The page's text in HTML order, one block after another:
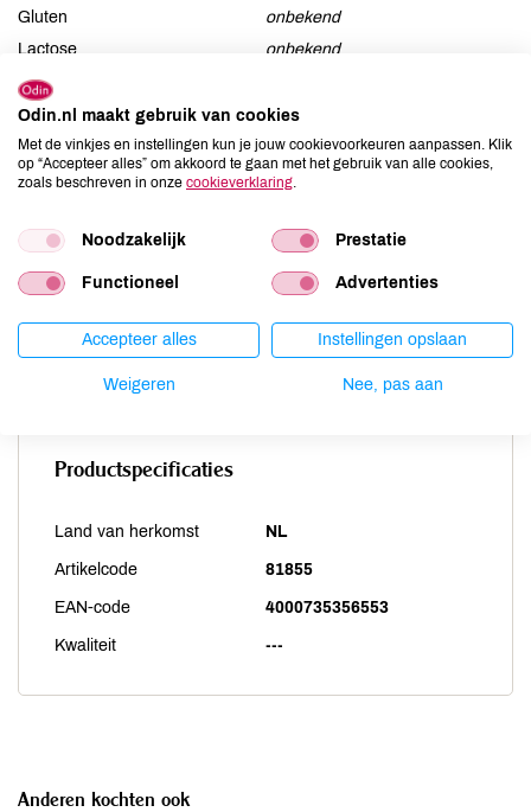
Gluten
onbekend
Lactose
onbekend
Lupine
Mosterd
onbekend
Noten
onbekend
Schaaldieren
onbekend
Sesam
onbekend
Soja
onbekend
Vis
onbekend
Weekdieren
onbekend
Zwaveldioxide / sulfieten
onbekend
Productspecificaties
Land van herkomst NL
Artikelcode 81855
EAN-code 4000735356553
Kwaliteit ---
Anderen kochten ook
Odin.nl maakt gebruik van cookies
Met de vinkjes en instellingen kun je jouw cookievoorkeuren aanpassen. Klik
op “Accepteer alles” om akkoord te gaan met het gebruik van alle cookies,
zoals beschreven in onze cookieverklaring
Noodzakelijk Prestatie
Functioneel Advertenties
Accepteer alles Instellingen opslaan
Weigeren Nee, pas aan